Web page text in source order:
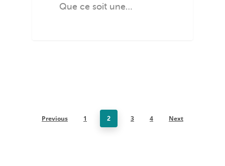
Que ce soit une…
Previous 1 2 3 4 Next